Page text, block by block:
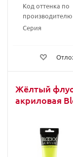
Код оттенка по
производителю
Серия
Жёлтый
акриловая